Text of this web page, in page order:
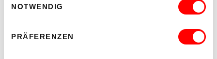
NOTWENDIG
PRÄFERENZEN